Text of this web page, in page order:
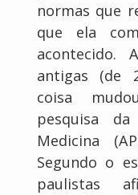
normas que
que ela
acontecido.
antigas (de
coisa
pesquisa
Medicina
Segundo o
paulistas